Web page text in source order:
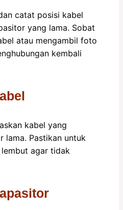
catat posisi kabel
yang lama. Sobat
atau mengambil foto
kembali
kabel yang
lama. Pastikan untuk
agar tidak